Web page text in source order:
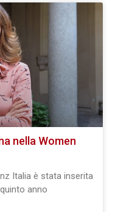
nella Women
Italia è stata inserita
anno